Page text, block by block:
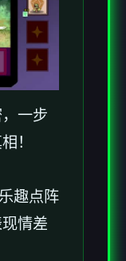
一步
！
趣点阵
情差